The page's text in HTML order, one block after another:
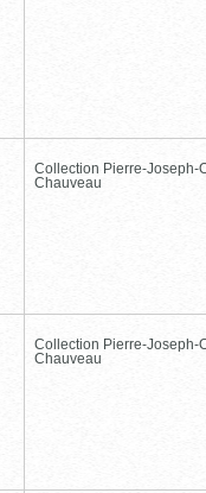
Collection Pierre-Joseph-
Chauveau
Collection Pierre-Joseph-
Chauveau